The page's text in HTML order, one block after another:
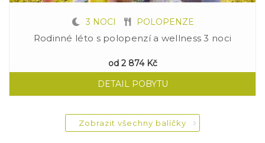
3 NOCI POLOPENZE
Rodinné léto s polopenzí a wellness 3 noci
od 2 874 Kč
DETAIL POBYTU
Zobrazit všechny balíčky